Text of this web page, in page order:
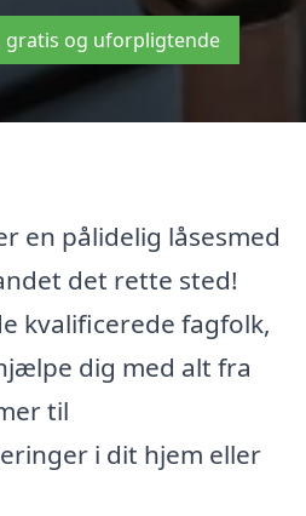
gratis og uforpligtende
en pålidelig låsesmed
det rette sted!
kvalificerede fagfolk,
dig med alt fra
til
i dit hjem eller